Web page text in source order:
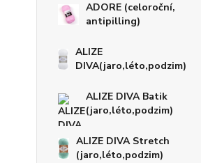
ADORE (celoroční,
antipilling)
ALIZE
DIVA(jaro,léto,podzim)
ALIZE DIVA Batik
(jaro,léto,podzim)
ALIZE DIVA Stretch
(jaro,léto,podzim)